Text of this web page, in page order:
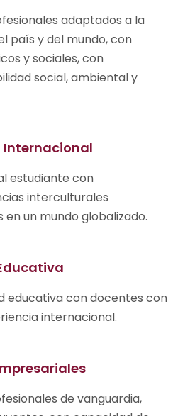
adaptados a la
país y del mundo, con
y sociales, con
social, ambiental y
estudiante con
interculturales
en un mundo globalizado.
educativa con docentes con
internacional.
de vanguardia,